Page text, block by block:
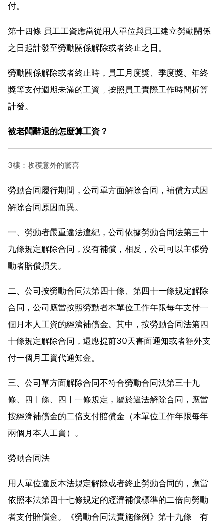
付。
第十四條 員工工資應當從用人單位與員工建立勞動關係
之日起計發至勞動關係解除或者終止之日。
勞動關係解除或者終止時，員工月度獎、季度獎、年終
獎等支付週期未滿的工資，按照員工實際工作時間折算
計發。
被老闆辭退的怎麼算工資？
3樓：收穫意外的驚喜
勞動合同履行期間，公司單方面解除合同，補償方式因
解除合同原因而異。
一、勞動者嚴重違法違紀，公司依據勞動合同法第三十
九條規定解除合同，沒有補償，相反，公司可以主張勞
動者賠償損失。
二、公司按勞動合同法第四十條、第四十一條規定解除
合同，公司應當按照勞動者本單位工作年限每年支付一
個月本人工資的經濟補償金。其中，按勞動合同法第四
十條規定解除合同，還應提前30天書面通知或者額外支
付一個月工資代通知金。
三、公司單方面解除合同不符合勞動合同法第三十九
條、四十條、四十一條規定，屬於違法解除合同，應當
按經濟補償金的二倍支付賠償金（本單位工作年限每年
兩個月本人工資）。
勞動合同法
用人單位違反本法規定解除或者終止勞動合同的，應當
依照本法第四十七條規定的經濟補償標準的二倍向勞動
者支付賠償金。《勞動合同法實施條例》第十九條 有